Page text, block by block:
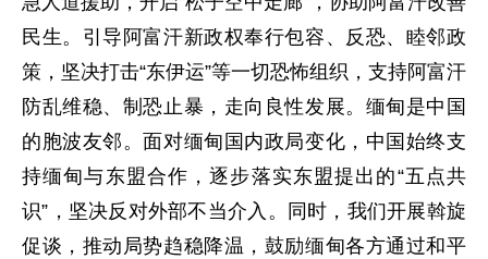
民生。引导阿富汗新政权奉行包容、反恐、睦邻政
策，坚决打击“东伊运”等一切恐怖组织，支持阿富汗
防乱维稳、制恐止暴，走向良性发展。缅甸是中国
的胞波友邻。面对缅甸国内政局变化，中国始终支
持缅甸与东盟合作，逐步落实东盟提出的“五点共
识”，坚决反对外部不当介入。同时，我们开展斡旋
促谈，推动局势趋稳降温，鼓励缅甸各方通过和平